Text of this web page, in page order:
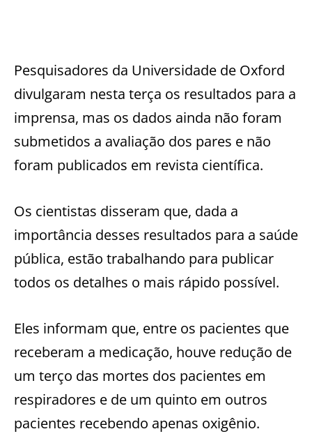
Pesquisadores da Universidade de Oxford
divulgaram nesta terça os resultados para a
imprensa, mas os dados ainda não foram
submetidos a avaliação dos pares e não
foram publicados em revista científica.
Os cientistas disseram que, dada a
importância desses resultados para a saúde
pública, estão trabalhando para publicar
todos os detalhes o mais rápido possível.
Eles informam que, entre os pacientes que
receberam a medicação, houve redução de
um terço das mortes dos pacientes em
respiradores e de um quinto em outros
pacientes recebendo apenas oxigênio.